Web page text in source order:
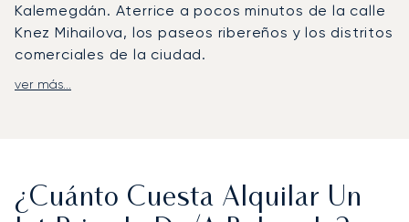
Kalemegdán. Aterrice a pocos minutos de la calle
Knez Mihailova, los paseos ribereños y los distritos
comerciales de la ciudad.
LunaJets organiza vuelos al Aeropuerto Nikola
bodegas en la región de Šumadija. A bordo de su
ver más...
¿Cuánto Cuesta Alquilar Un